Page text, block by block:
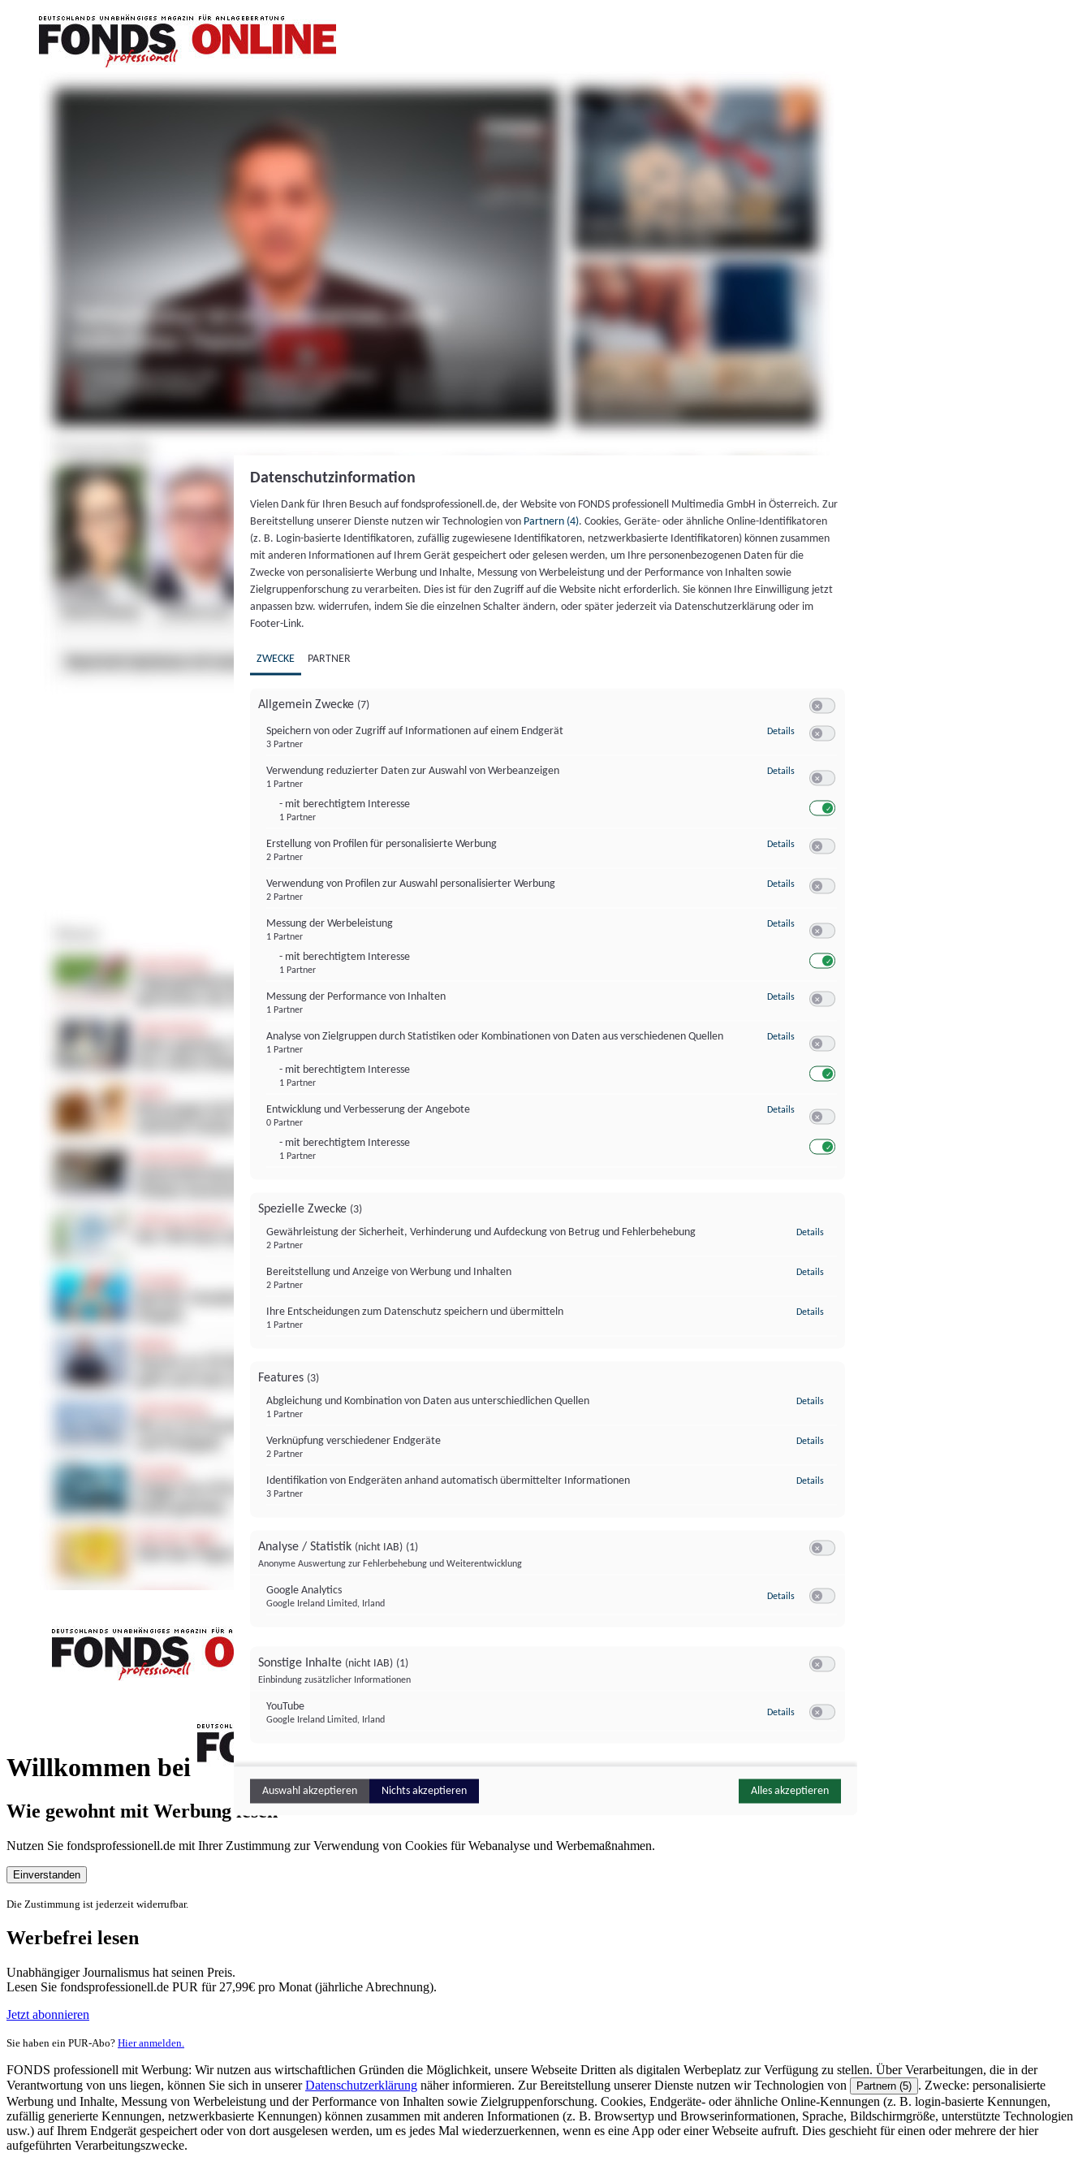
Willkommen bei
FONDS professionell
Wie gewohnt mit Werbung lesen
Nutzen Sie fondsprofessionell.de mit Ihrer Zustimmung zur Verwendung von Cookies für Webanalyse und Werbemaßnahmen.
Einverstanden
Die Zustimmung ist jederzeit widerrufbar.
Werbefrei lesen
Unabhängiger Journalismus hat seinen Preis.
Lesen Sie fondsprofessionell.de PUR für 27,99€ pro Monat (jährliche Abrechnung).
Jetzt abonnieren
Sie haben ein PUR-Abo? Hier anmelden.
FONDS professionell mit Werbung: Wir nutzen aus wirtschaftlichen Gründen die Möglichkeit, unsere Webseite Dritten als digitalen Werbeplatz zur Verfügung zu stellen. Über Verarbeitungen, die in der
Verantwortung von uns liegen, können Sie sich in unsererDatenschutzerklärung näher informieren. Zur Bereitstellung unserer Dienste nutzen wir Technologien von Partnern (5) . Zwecke: personalisierte
Werbung und Inhalte, Messung von Werbeleistung und der Performance von Inhalten sowie Zielgruppenforschung. Cookies, Endgeräte- oder ähnliche Online-Kennungen (z. B. login-basierte Kennungen,
zufällig generierte Kennungen, netzwerkbasierte Kennungen) können zusammen mit anderen Informationen (z. B. Browsertyp und Browserinformationen, Sprache, Bildschirmgröße, unterstützte Technologien
usw.) auf Ihrem Endgerät gespeichert oder von dort ausgelesen werden, um es jedes Mal wiederzuerkennen, wenn es eine App oder einer Webseite aufruft. Dies geschieht für einen oder mehrere der hier
aufgeführten Verarbeitungszwecke.
Datenschutzinformation
Vielen Dank für Ihren Besuch auf fondsprofessionell.de, der Website von FONDS professionell Multimedia GmbH in Österreich. Zur
Bereitstellung unserer Dienste nutzen wir Technologien von Partnern (4). Cookies, Geräte- oder ähnliche Online-Identifikatoren
(z. B. Login-basierte Identifikatoren, zufällig zugewiesene Identifikatoren, netzwerkbasierte Identifikatoren) können zusammen
mit anderen Informationen auf Ihrem Gerät gespeichert oder gelesen werden, um Ihre personenbezogenen Daten für die
Zwecke von personalisierte Werbung und Inhalte, Messung von Werbeleistung und der Performance von Inhalten sowie
Zielgruppenforschung zu verarbeiten. Dies ist für den Zugriff auf die Website nicht erforderlich. Sie können Ihre Einwilligung jetzt
anpassen bzw. widerrufen, indem Sie die einzelnen Schalter ändern, oder später jederzeit via Datenschutzerklärung oder im
Footer-Link.
ZWECKE PARTNER
Allgemein Zwecke (7)
Speichern von oder Zugriff auf Informationen auf einem Endgerät
3 Partner
Details zu Speichern von oder Zugriff auf Informationen auf einem Endgerät
Verwendung reduzierter Daten zur Auswahl von Werbeanzeigen
1 Partner
- mit berechtigtem Interesse
1 Partner
Details zu Verwendung reduzierter Daten zur Auswahl von Werbeanzeigen
Erstellung von Profilen für personalisierte Werbung
2 Partner
Details zu Erstellung von Profilen für personalisierte Werbung
Verwendung von Profilen zur Auswahl personalisierter Werbung
2 Partner
Details zu Verwendung von Profilen zur Auswahl personalisierter Werbung
Messung der Werbeleistung
1 Partner
- mit berechtigtem Interesse
1 Partner
Details zu Messung der Werbeleistung
Messung der Performance von Inhalten
1 Partner
Details zu Messung der Performance von Inhalten
Analyse von Zielgruppen durch Statistiken oder Kombinationen von Daten aus verschiedenen Quellen
1 Partner
- mit berechtigtem Interesse
1 Partner
Details zu Analyse von Zielgruppen durch Statistiken oder Kombinationen von
Entwicklung und Verbesserung der Angebote
0 Partner
- mit berechtigtem Interesse
1 Partner
Details zu Entwicklung und Verbesserung der Angebote
Spezielle Zwecke (3)
Gewährleistung der Sicherheit, Verhinderung und Aufdeckung von Betrug und Fehlerbehebung
2 Partner
Details
Bereitstellung und Anzeige von Werbung und Inhalten
2 Partner
Details
Ihre Entscheidungen zum Datenschutz speichern und übermitteln
1 Partner
Details
Features (3)
Abgleichung und Kombination von Daten aus unterschiedlichen Quellen
1 Partner
Details
Verknüpfung verschiedener Endgeräte
2 Partner
Details
Identifikation von Endgeräten anhand automatisch übermittelter Informationen
3 Partner
Details
Analyse / Statistik (nicht IAB) (1)
Anonyme Auswertung zur Fehlerbehebung und Weiterentwicklung
Google Analytics
Google Ireland Limited, Irland
Details zu Google Analytics
Sonstige Inhalte (nicht IAB) (1)
Einbindung zusätzlicher Informationen
YouTube
Google Ireland Limited, Irland
Details zu YouTube
Auswahl akzeptieren Nichts akzeptieren Alles akzeptieren